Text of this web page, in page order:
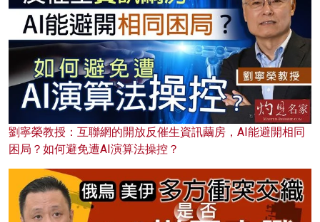
劉寧榮教授：互聯網的開放反催生資訊繭房，AI能避開相同
困局？如何避免遭AI演算法操控？